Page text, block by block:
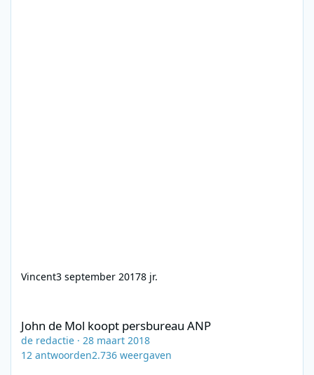
Vincent3 september 20178 jr.
John de Mol koopt persbureau ANP
de redactie · 28 maart 2018
12 antwoorden2.736 weergaven